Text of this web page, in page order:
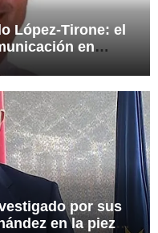
López-Tirone: el
en
por sus
en la pieza